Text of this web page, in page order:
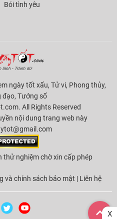
Bói tình yêu
ngày tốt xấu, Tử vi, Phong thủy,
đạo, Tướng số
All Rights Reserved
nội dung trang web này
thử nghiệm chờ xin cấp phép
và chính sách bảo mật | Liên hệ
X